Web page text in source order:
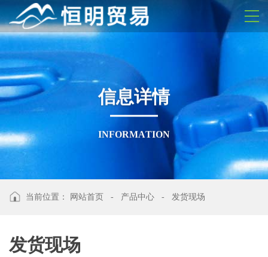
信息详情
INFORMATION
当前位置： 网站首页 - 产品中心 - 发货现场
发货现场